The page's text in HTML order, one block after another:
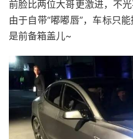
前脸比两位大哥更激进，不
由于自带“嘟嘟唇”，车标只
是前备箱盖儿~